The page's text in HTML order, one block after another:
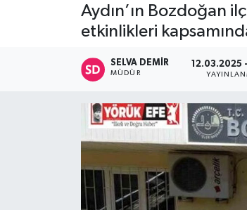
Aydın’ın Bozdoğan
etkinlikleri
SELVA DEMIR
MÜDÜR
12.03.2025 -